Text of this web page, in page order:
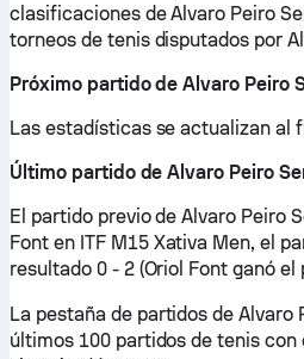
clasificaciones de Alvaro Peiro
torneos de tenis disputados por
Próximo partido de Alvaro Peiro
Las estadísticas se actualizan al
Último partido de Alvaro Peiro
El partido previo de Alvaro Peiro
Font en ITF M15 Xativa Men, el
resultado 0 - 2 (Oriol Font ganó el
La pestaña de partidos de Alvaro
últimos 100 partidos de tenis